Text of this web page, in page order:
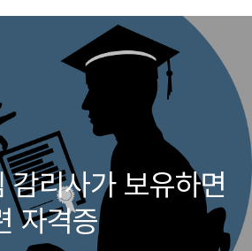
감리사가 보유하면
자격증